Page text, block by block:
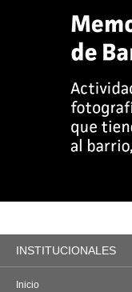
INSTITUCIONALES
Inicio